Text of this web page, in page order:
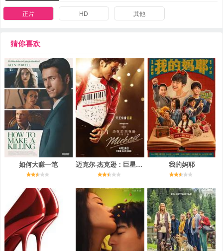
正片 HD 其他
猜你喜欢
如何大赚一笔 迈克尔·杰克逊：巨星之路 我的妈耶